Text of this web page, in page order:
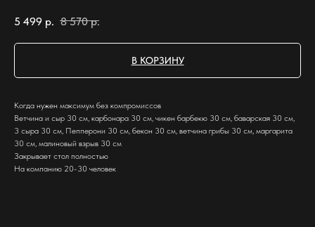
5 499 р. 8 570 р.
В КОРЗИНУ
Когда нужен максимум без компромиссов
Ветчина и сыр 30 см, карбонара 30 см, чикен барбекю 30 см, баварская 30 см,
3 сыра 30 см, Пепперони 30 см, бекон 30 см, ветчина грибы 30 см, маргарита
30 см, малиновый взрыв 30 см
Закрывает стол полностью
На компанию 20-30 человек